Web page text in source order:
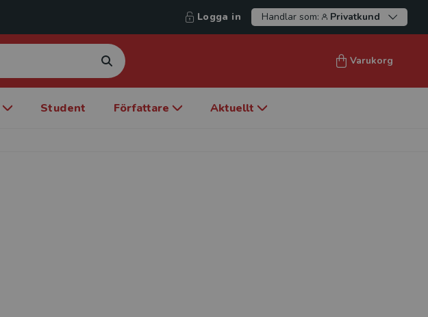
Logga in Handlar som: Privatkund
Varukorg
Student Författare Aktuellt